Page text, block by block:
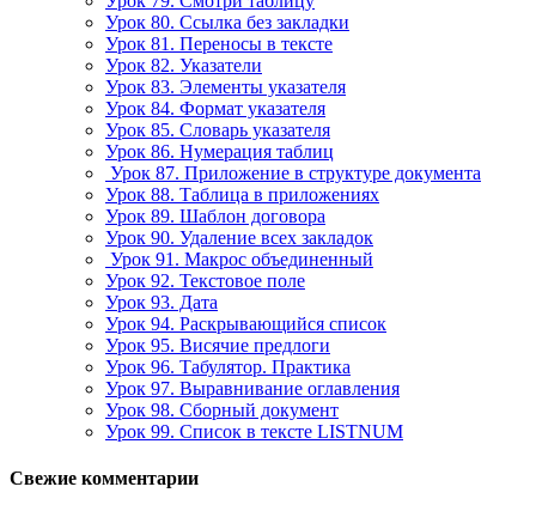
Урок 80. Ссылка без закладки
Урок 81. Переносы в тексте
Урок 82. Указатели
Урок 83. Элементы указателя
Урок 84. Формат указателя
Урок 85. Словарь указателя
Урок 86. Нумерация таблиц
Урок 87. Приложение в структуре документа
Урок 88. Таблица в приложениях
Урок 89. Шаблон договора
Урок 90. Удаление всех закладок
Урок 91. Макрос объединенный
Урок 92. Текстовое поле
Урок 93. Дата
Урок 94. Раскрывающийся список
Урок 95. Висячие предлоги
Урок 96. Табулятор. Практика
Урок 97. Выравнивание оглавления
Урок 98. Сборный документ
Урок 99. Список в тексте LISTNUM
Свежие комментарии